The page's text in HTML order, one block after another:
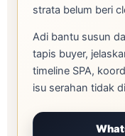
strata belum beri
Adi bantu susun
tapis buyer,
timeline SPA,
isu serahan tidak